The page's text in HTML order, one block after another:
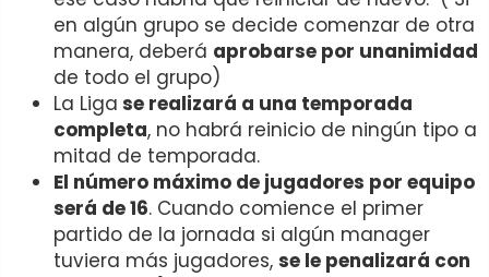
en algún grupo se decide comenzar de otra
manera, deberá aprobarse por unanimidad
de todo el grupo)
La Liga se realizará a una temporada
completa, no habrá reinicio de ningún tipo a
mitad de temporada.
El número máximo de jugadores por equipo
será de 16. Cuando comience el primer
partido de la jornada si algún manager
tuviera más jugadores, se le penalizará con